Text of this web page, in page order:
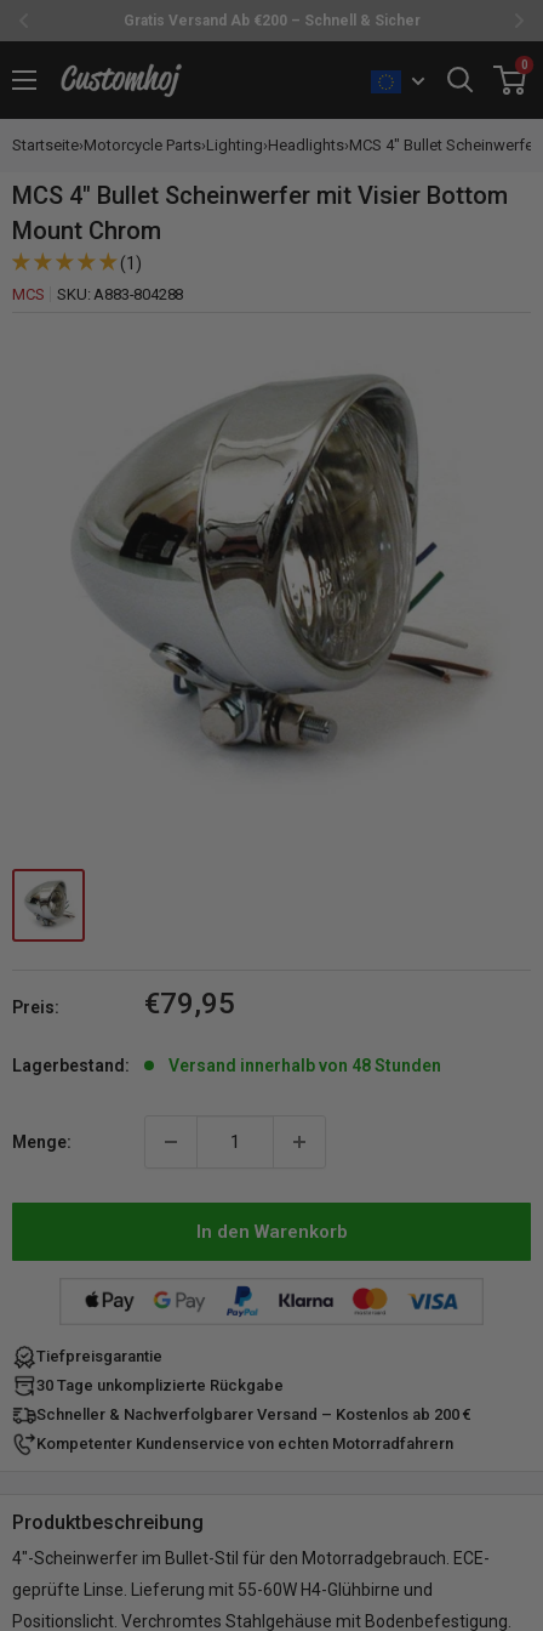
Gratis Versand Ab €200 – Schnell & Sicher
zum
Inhalt
Customhoj
0
Startseite›Motorcycle Parts›Lighting›Headlights›MCS 4" Bullet Scheinwerfer
MCS 4" Bullet Scheinwerfer mit Visier Bottom
Mount Chrom
(1)
MCS SKU: A883-804288
Preis: Sonderpreis
€79,95
Lagerbestand: Versand innerhalb von 48 Stunden
Menge:
In den Warenkorb
Tiefpreisgarantie
30 Tage unkomplizierte Rückgabe
Schneller & Nachverfolgbarer Versand – Kostenlos ab 200 €
Kompetenter Kundenservice von echten Motorradfahrern
Produktbeschreibung
4"-Scheinwerfer im Bullet-Stil für den Motorradgebrauch. ECE-
geprüfte Linse. Lieferung mit 55-60W H4-Glühbirne und
Positionslicht. Verchromtes Stahlgehäuse mit Bodenbefestigung.